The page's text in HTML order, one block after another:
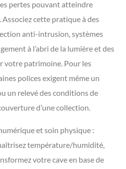
pertes pouvant atteindre
Associez cette pratique à des
anti-intrusion, systèmes
à l’abri de la lumière et des
votre patrimoine. Pour les
polices exigent même un
un relevé des conditions de
d’une collection.
et soin physique :
température/humidité,
votre cave en base de